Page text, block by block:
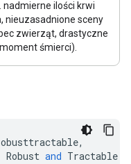
nadmierne ilości krwi
nieuzasadnione sceny
zwierząt, drastyczne
śmierci).
,
Robust and Tractable